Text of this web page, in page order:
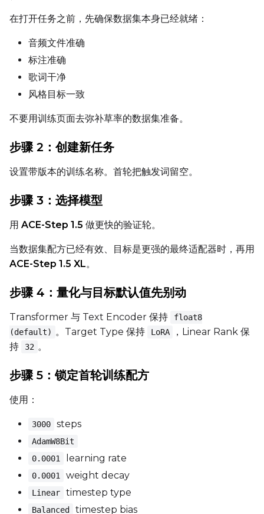
在打开任务之前，先确保数据集本身已经就绪：
音频文件准确
标注准确
歌词干净
风格目标一致
不要用训练页面去弥补草率的数据集准备。
步骤 2：创建新任务
设置带版本的训练名称。首轮把触发词留空。
步骤 3：选择模型
用 ACE-Step 1.5 做更快的验证轮。
当数据集配方已经有效、目标是更强的最终适配器时，再用
ACE-Step 1.5 XL。
步骤 4：量化与目标默认值先别动
Transformer 与 Text Encoder 保持
float8
(default)
。Target Type 保持 LoRA
，Linear Rank 保
持
32 。
步骤 5：锁定首轮训练配方
使用：
3000 steps
AdamW8Bit
0.0001
learning rate
0.0001 weight decay
Linear timestep type
Balanced timestep bias